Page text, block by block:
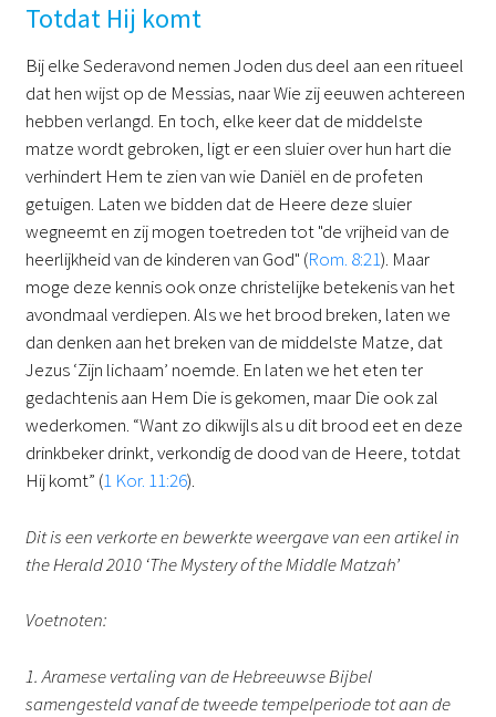
Totdat Hij komt
Bij elke Sederavond nemen Joden dus deel aan een ritueel
dat hen wijst op de Messias, naar Wie zij eeuwen achtereen
hebben verlangd. En toch, elke keer dat de middelste
matze wordt gebroken, ligt er een sluier over hun hart die
verhindert Hem te zien van wie Daniël en de profeten
getuigen. Laten we bidden dat de Heere deze sluier
wegneemt en zij mogen toetreden tot "de vrijheid van de
heerlijkheid van de kinderen van God" (Rom. 8:21). Maar
moge deze kennis ook onze christelijke betekenis van het
avondmaal verdiepen. Als we het brood breken, laten we
dan denken aan het breken van de middelste Matze, dat
Jezus ‘Zijn lichaam’ noemde. En laten we het eten ter
gedachtenis aan Hem Die is gekomen, maar Die ook zal
wederkomen. “Want zo dikwijls als u dit brood eet en deze
drinkbeker drinkt, verkondig de dood van de Heere, totdat
Hij komt” (1 Kor. 11:26).
Dit is een verkorte en bewerkte weergave van een artikel in
the Herald 2010 ‘The Mystery of the Middle Matzah’
Voetnoten:
1. Aramese vertaling van de Hebreeuwse Bijbel
samengesteld vanaf de tweede tempelperiode tot aan de